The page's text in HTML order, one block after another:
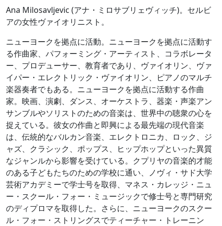
Ana Milosavljevic (アナ・ミロサブリェヴィッチ)。セルビ
アの女性ヴァイオリニスト。
ニューヨークを拠点に活動。ニューヨークを拠点に活動す
る作曲家、パフォーミング・アーティスト、コラボレータ
ー、プロデューサー、教育者であり、ヴァイオリン、ヴァ
イパー・エレクトリック・ヴァイオリン、ピアノのマルチ
楽器奏者でもある。ニューヨークを拠点に活動する作曲
家。映画、演劇、ダンス、オーケストラ、器楽・声楽アン
サンブルやソリストのための音楽は、世界中の聴衆の心を
捉えている。彼女の作曲と即興による最先端の現代音楽
は、伝統的なバルカン音楽、エレクトロニカ、ロック、ジ
ャズ、クラシック、ポップス、ヒップホップといった異質
なジャンルから影響を受けている。クプリヤの音楽的才能
のある子どもたちのための学校に通い、ノヴィ・サド大学
芸術アカデミーで学士号を取得、マネス・カレッジ・ニュ
ー・スクール・フォー・ミュージックで修士号と専門研究
のディプロマを取得した。さらに、ニューヨークのスクー
ル・フォー・ストリングスでティーチャー・トレーニン